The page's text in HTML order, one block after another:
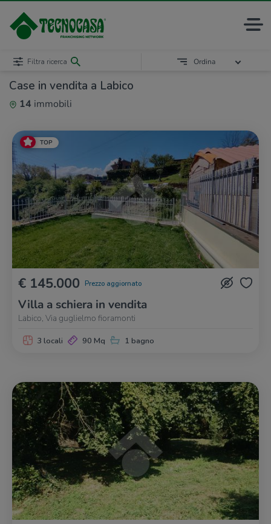
Case in vendita a Labico
14 immobili
Filtra ricerca Ordina
TOP
€ 145.000 Prezzo aggiornato
Villa a schiera in vendita
Labico, Via guglielmo fioramonti
3 locali 90 Mq 1 bagno